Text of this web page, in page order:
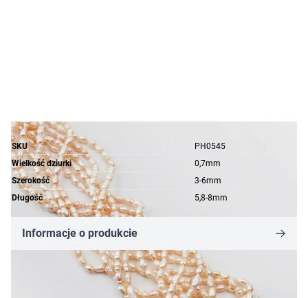
SKU
PH0545
Wielkość dziurki
0,7mm
Szerokość
3-6mm
Długość
5,8-8mm
Informacje o produkcie